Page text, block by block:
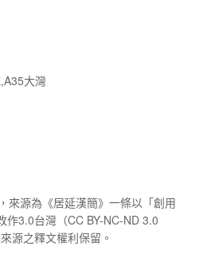
大灣
來源為《居延漢簡》一條以「創用
作3.0台灣（CC BY-NC-ND 3.0
源之釋文權利保留。